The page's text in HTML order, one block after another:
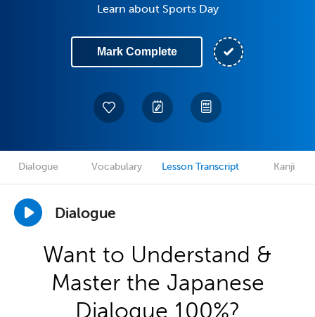
Learn about Sports Day
Mark Complete
Dialogue Vocabulary Lesson Transcript Kanji
Dialogue
Want to Understand &
Master the Japanese
Dialogue 100%?